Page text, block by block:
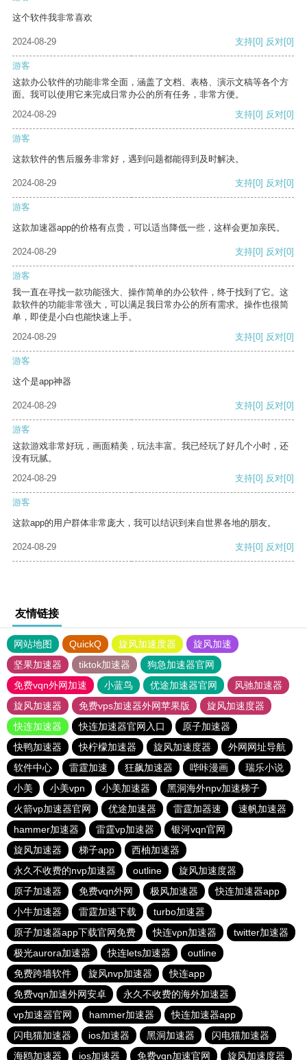
这个软件我非常喜欢
2024-08-29 支持[0] 反对[0]
游客
这款办公软件的功能非常全面，涵盖了文档、表格、演示文稿等各个方
面。我可以使用它来完成日常办公的所有任务，非常方便。
2024-08-29
支持[0] 反对[0]
游客
这款软件的售后服务非常好，遇到问题都能得到及时解决。
2024-08-29 支持[0] 反对[0]
游客
这款加速器app的价格有点贵，可以适当降低一些，这样会更加亲民。
2024-08-29 支持[0] 反对[0]
游客
我一直在寻找一款功能强大、操作简单的办公软件，终于找到了它。这
款软件的功能非常强大，可以满足我日常办公的所有需求。操作也很简
单，即使是小白也能快速上手。
2024-08-29
支持[0] 反对[0]
游客
这个是app神器
2024-08-29 支持[0] 反对[0]
游客
这款游戏非常好玩，画面精美，玩法丰富。我已经玩了好几个小时，还
没有玩腻。
2024-08-29
支持[0] 反对[0]
游客
这款app的用户群体非常庞大，我可以结识到来自世界各地的朋友。
2024-08-29 支持[0] 反对[0]
友情链接
网站地图 QuickQ 旋风加速度器
旋风加速
坚果加速器
tiktok加速器
狗急加速器官网
免费vqn外网加速
小蓝鸟 优途加速器官网
风驰加速器
旋风加速器
免费vps加速器外网苹果版
旋风加速度器
快连加速器
快连加速器官网入口
原子加速器
快鸭加速器
快柠檬加速器 旋风加速度器
外网网址导航
软件中心
雷霆加速 狂飙加速器 哔咔漫画
瑞乐小说
小美
小美vpn 小美加速器
黑洞海外npv加速梯子
火箭vp加速器官网
优途加速器 雷霆加器速
速帆加速器
hammer加速器
雷霆vp加速器
银河vqn官网
旋风加速器
梯子app
西柚加速器
永久不收费的nvp加速器
outline
旋风加速度器
原子加速器
免费vqn外网 极风加速器
快连加速器app
小牛加速器
雷霆加速下载
turbo加速器
原子加速器app下载官网免费
快连vρn加速器
twitter加速器
极光aurora加速器
快连lets加速器
outline
免费跨墙软件
旋风nvp加速器
快连app
免费vqn加速外网安卓
永久不收费的海外加速器
vp加速器官网
hammer加速器
快连加速器app
闪电猫加速器
ios加速器 黑洞加速器
闪电猫加速器
海鸥加速器
ios加速器 免费vqn加速官网 旋风加速度器